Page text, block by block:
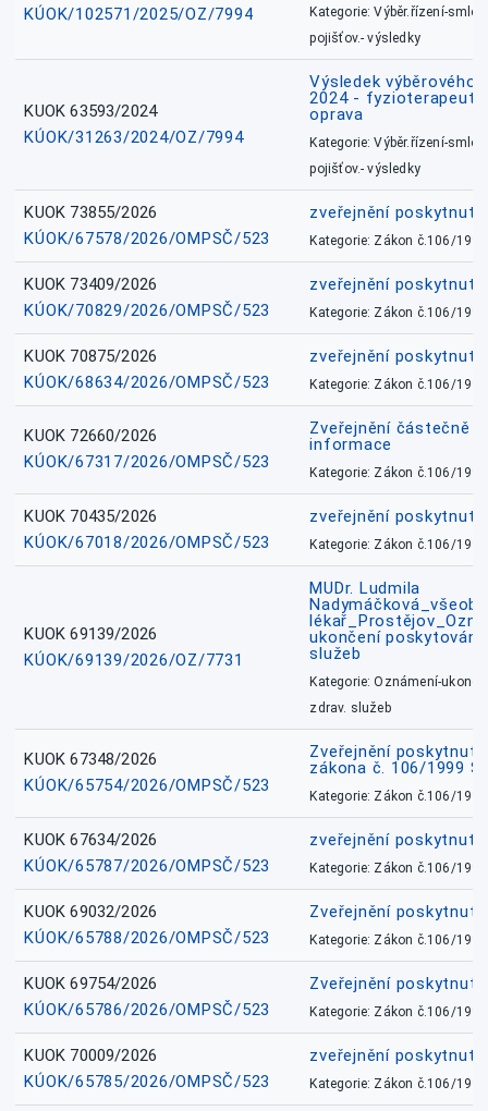
KÚOK/102571/2025/OZ/7994
Kategorie: Výběr.řízení-
pojišťov.- výsledky
KUOK 63593/2024
KÚOK/31263/2024/OZ/7994
Výsledek výběrového
2024 - fyzioterapeut,
oprava
Kategorie: Výběr.řízení-
pojišťov.- výsledky
KUOK 73855/2026
KÚOK/67578/2026/OMPSČ/523
zveřejnění
Kategorie: Zákon č.106/1999
KUOK 73409/2026
KÚOK/70829/2026/OMPSČ/523
zveřejnění
Kategorie: Zákon č.106/1999
KUOK 70875/2026
KÚOK/68634/2026/OMPSČ/523
zveřejnění
Kategorie: Zákon č.106/1999
KUOK 72660/2026
KÚOK/67317/2026/OMPSČ/523
Zveřejnění částečně
informace
Kategorie: Zákon č.106/1999
KUOK 70435/2026
KÚOK/67018/2026/OMPSČ/523
zveřejnění
Kategorie: Zákon č.106/1999
KUOK 69139/2026
KÚOK/69139/2026/OZ/7731
MUDr. Ludmila
ukončení
služeb
Kategorie: Oznámení-
zdrav. služeb
KUOK 67348/2026
KÚOK/65754/2026/OMPSČ/523
Zveřejnění
zákona č. 106/1999
Kategorie: Zákon č.106/1999
KUOK 67634/2026
KÚOK/65787/2026/OMPSČ/523
zveřejnění
Kategorie: Zákon č.106/1999
KUOK 69032/2026
KÚOK/65788/2026/OMPSČ/523
Zveřejnění
Kategorie: Zákon č.106/1999
KUOK 69754/2026
KÚOK/65786/2026/OMPSČ/523
Zveřejnění
Kategorie: Zákon č.106/1999
KUOK 70009/2026
KÚOK/65785/2026/OMPSČ/523
zveřejnění
Kategorie: Zákon č.106/1999